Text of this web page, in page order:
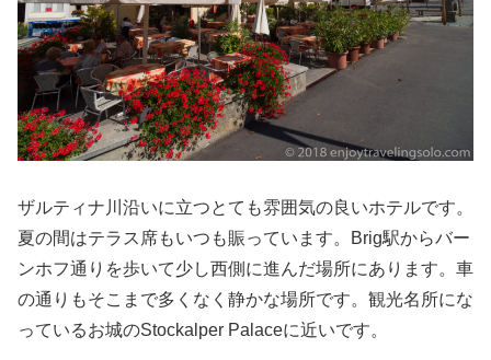
ザルティナ川沿いに立つとても雰囲気の良いホテルです。
夏の間はテラス席もいつも賑っています。Brig駅からバー
ンホフ通りを歩いて少し西側に進んだ場所にあります。車
の通りもそこまで多くなく静かな場所です。観光名所にな
っているお城のStockalper Palaceに近いです。